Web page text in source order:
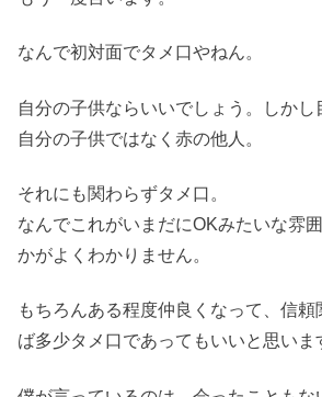
なんで初対面でタメ口やねん。
自分の子供ならいいでしょう。しかし
自分の子供ではなく赤の他人。
それにも関わらずタメ口。
なんでこれがいまだにOKみたいな雰
かがよくわかりません。
もちろんある程度仲良くなって、信
ば多少タメ口であってもいいと思いま